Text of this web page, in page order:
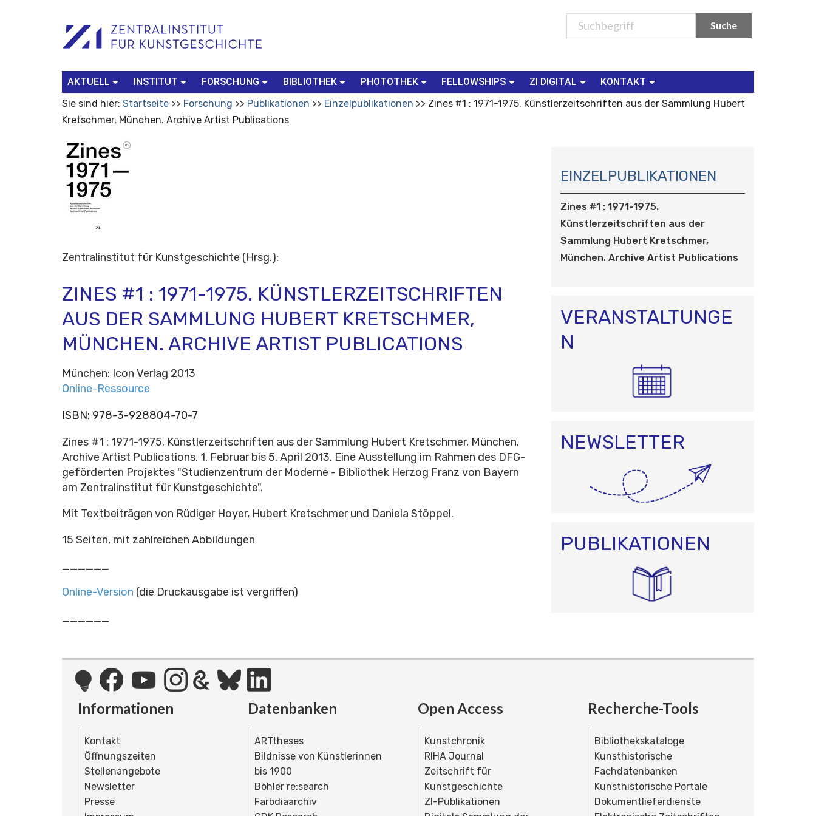
Werkzeuge
Search…
AKTUELL INSTITUT FORSCHUNG BIBLIOTHEK PHOTOTHEK FELLOWSHIPS ZI DIGITAL
KONTAKT
Sie sind hier: Startseite Forschung Publikationen Einzelpublikationen
Zines #1 : 1971-1975. Künstlerzeitschriften aus der Sammlung Hubert
Kretschmer, München. Archive Artist Publications
Zentralinstitut für Kunstgeschichte (Hrsg.):
ZINES #1 : 1971-1975. KÜNSTLERZEITSCHRIFTEN
AUS DER SAMMLUNG HUBERT KRETSCHMER,
MÜNCHEN. ARCHIVE ARTIST PUBLICATIONS
München: Icon Verlag 2013
Online-Ressource
ISBN: 978-3-928804-70-7
Zines #1 : 1971-1975. Künstlerzeitschriften aus der Sammlung Hubert Kretschmer, München.
Archive Artist Publications. 1. Februar bis 5. April 2013. Eine Ausstellung im Rahmen des DFG-
geförderten Projektes "Studienzentrum der Moderne - Bibliothek Herzog Franz von Bayern
am Zentralinstitut für Kunstgeschichte".
Mit Textbeiträgen von Rüdiger Hoyer, Hubert Kretschmer und Daniela Stöppel.
15 Seiten, mit zahlreichen Abbildungen
______
Online-Version (die Druckausgabe ist vergriffen)
______
A
V
I
G
A
T
I
EINZELPUBLIKATIONEN
Zines #1 : 1971-1975.
Künstlerzeitschriften aus der
Sammlung Hubert Kretschmer,
München. Archive Artist Publications
VERANSTALTUNGE
N
NEWSLETTER
PUBLIKATIONEN
Informationen
Kontakt
Öffnungszeiten
Stellenangebote
Newsletter
Presse
Datenbanken
ARTtheses
Bildnisse von Künstlerinnen
bis 1900
Böhler re:search
Farbdiaarchiv
Open Access
Kunstchronik
RIHA Journal
Zeitschrift für
Kunstgeschichte
ZI-Publikationen
Recherche-Tools
Bibliothekskataloge
Kunsthistorische
Fachdatenbanken
Kunsthistorische Portale
Dokumentlieferdienste